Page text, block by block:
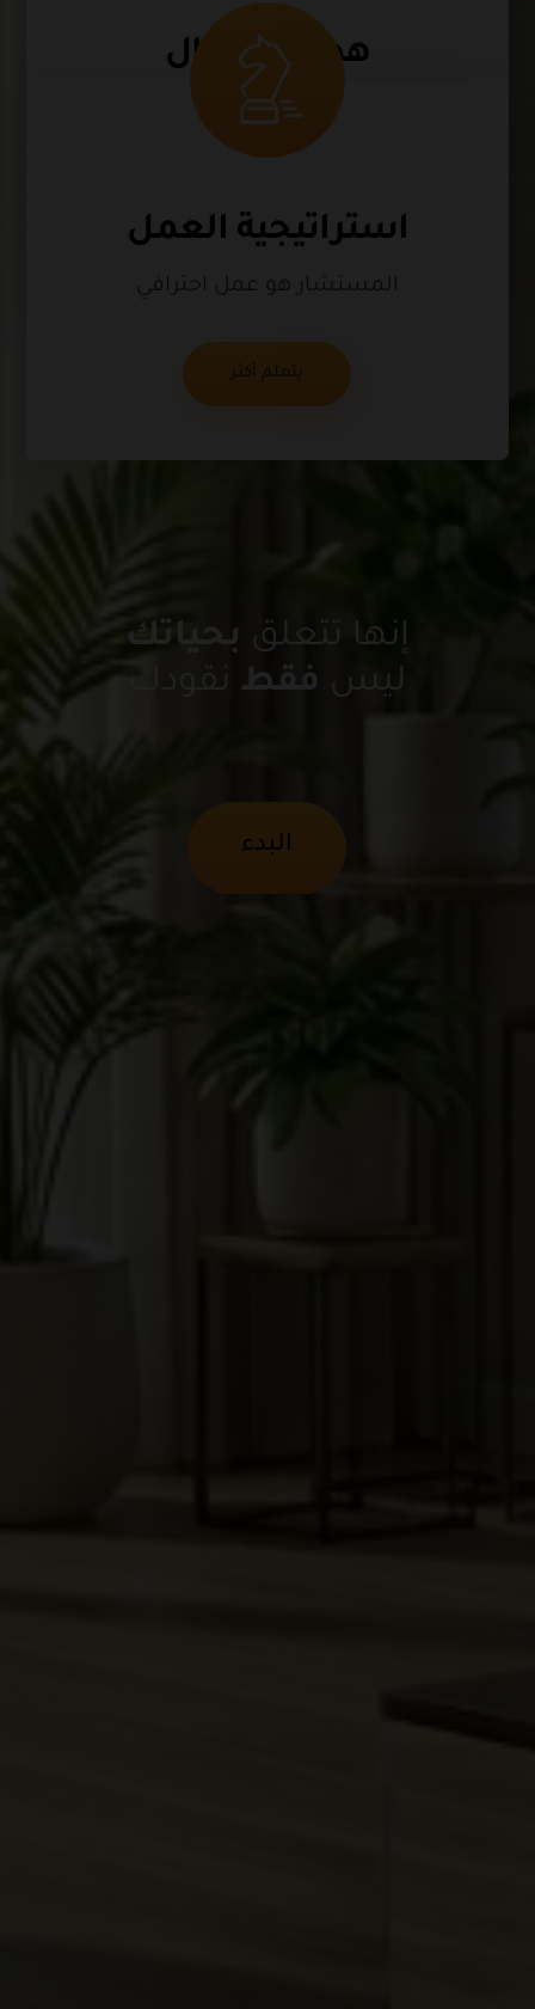
هدف الاعمال
هدف عملك مهم بالنسبة لنا
استراتيجية العمل
المستشار هو عمل احترافي
يتعلم أكثر
إنها تتعلق بحياتك
ليس
فقط نقودك
البدء